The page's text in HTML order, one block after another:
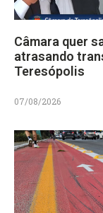
Câmara quer
atrasando
Teresópolis
07/08/2026